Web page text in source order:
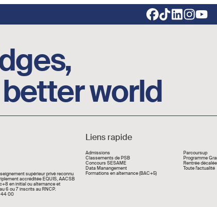
world
supérieur privé reconnu
accréditée EQUIS, AACSB
en initial ou alternance et
6 ou 7 inscrits au RNCP.
44 00
Liens rapide
Liens rapide
Admissions
Classements de PSB
Concours SESAME
Data Manangement
Formations en alternance (BAC+5)
Parcoursup
Programme
Rentrée
Toute l'actualité